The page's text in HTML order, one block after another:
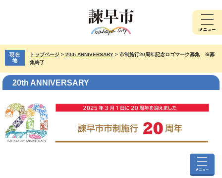
先
で
す。
を
ば
し
て
文
へ
現在
地
トップページ > 20th ANNIVERSARY > 市制施行20周年記念ロゴマーク募集 ※募
集終了
20th ANNIVERSARY
20th